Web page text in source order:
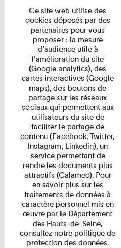
Lecture
Fanny Taillandier –
l’Imprimerie n°6 Lecture ...
Pages
Ce site web utilise des
cookies déposés par des
partenaires pour vous
proposer : la mesure
d’audience utile à
l’amélioration du site
(Google analytics), des
cartes interactives (Google
maps), des boutons de
partage sur les réseaux
sociaux qui permettent aux
utilisateurs du site de
faciliter le partage de
contenu (Facebook, Twitter,
Instagram, Linkedin), un
service permettant de
rendre les documents plus
attractifs (Calameo). Pour
en savoir plus sur les
traitements de données à
caractère personnel mis en
œuvre par le Département
des Hauts-de-Seine,
consultez notre politique de
protection des données.